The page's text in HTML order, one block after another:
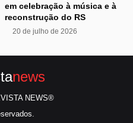
em celebração à música e à
reconstrução do RS
20 de julho de 2026
news
NEWS®